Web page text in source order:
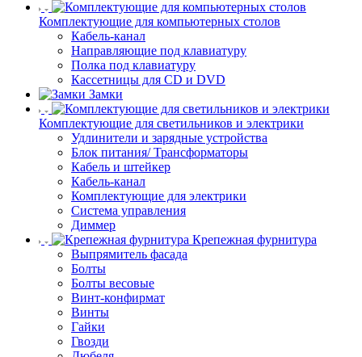
Комплектующие для компьютерных столов
Кабель-канал
Направляющие под клавиатуру
Полка под клавиатуру
Кассетницы для CD и DVD
Замки
Комплектующие для светильников и электрики
Удлинители и зарядные устройства
Блок питания/ Трансформаторы
Кабель и штейкер
Кабель-канал
Комплектующие для электрики
Система управления
Диммер
Крепежная фурнитура
Выпрямитель фасада
Болты
Болты весовые
Винт-конфирмат
Винты
Гайки
Гвозди